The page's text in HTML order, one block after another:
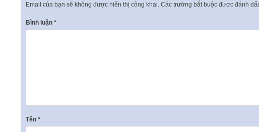
Email của bạn sẽ không được hiển thị công khai. Các trường bắt buộc được đánh
Bình luận *
Tên *